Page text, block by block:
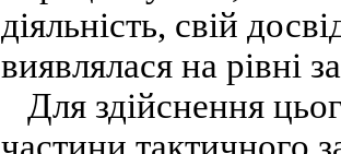
діяльність, свій
виявлялася на рівні
Для здійснення